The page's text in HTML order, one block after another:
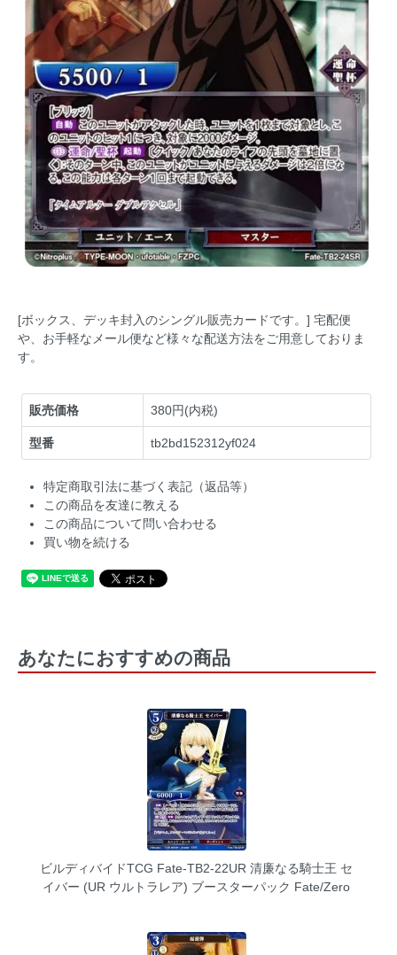
[ボックス、デッキ封入のシングル販売カードです。] 宅配便
や、お手軽なメール便など様々な配送方法をご用意しておりま
す。
販売価格 380円(内税)
型番 tb2bd152312yf024
特定商取引法に基づく表記（返品等）
この商品を友達に教える
この商品について問い合わせる
買い物を続ける
あなたにおすすめの商品
ビルディバイドTCG Fate-TB2-22UR 清廉なる騎士王 セ
イバー (UR ウルトラレア) ブースターパック Fate/Zero